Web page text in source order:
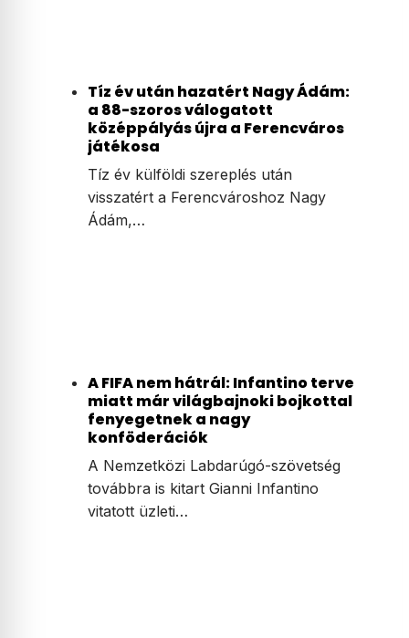
Tíz év után hazatért Nagy Ádám:
a 88-szoros válogatott
középpályás újra a Ferencváros
játékosa
Tíz év külföldi szereplés után
visszatért a Ferencvároshoz Nagy
Ádám,…
A FIFA nem hátrál: Infantino terve
miatt már világbajnoki bojkottal
fenyegetnek a nagy
konföderációk
A Nemzetközi Labdarúgó-szövetség
továbbra is kitart Gianni Infantino
vitatott üzleti…